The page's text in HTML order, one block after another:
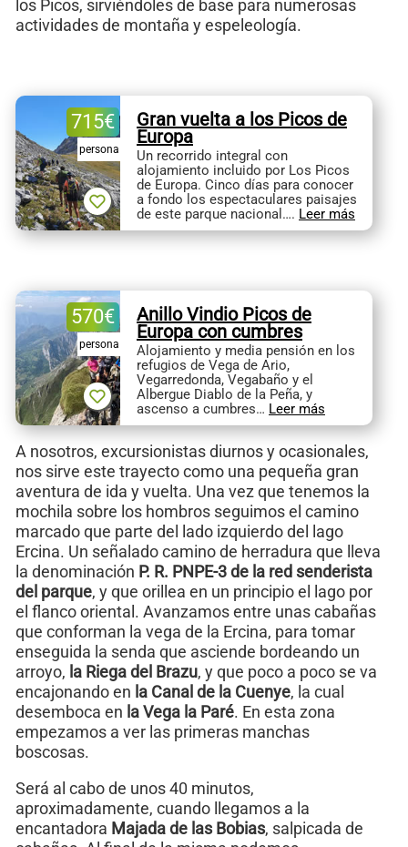
los Picos, sirviéndoles de base para numerosas
actividades de montaña y espeleología.
Gran vuelta a los Picos de
Europa
715€
persona
Un recorrido integral con
alojamiento incluido por Los Picos
de Europa. Cinco días para conocer
a fondo los espectaculares paisajes
de este parque nacional…. Leer más
Anillo Vindio Picos de
Europa con cumbres
570€
persona
Alojamiento y media pensión en los
refugios de Vega de Ario,
Vegarredonda, Vegabaño y el
Albergue Diablo de la Peña, y
ascenso a cumbres… Leer más
A nosotros, excursionistas diurnos y ocasionales,
nos sirve este trayecto como una pequeña gran
aventura de ida y vuelta. Una vez que tenemos la
mochila sobre los hombros seguimos el camino
marcado que parte del lado izquierdo del lago
Ercina. Un señalado camino de herradura que lleva
la denominación P. R. PNPE-3 de la red senderista
del parque, y que orillea en un principio el lago por
el flanco oriental. Avanzamos entre unas cabañas
que conforman la vega de la Ercina, para tomar
enseguida la senda que asciende bordeando un
arroyo, la Riega del Brazu, y que poco a poco se va
encajonando en la Canal de la Cuenye, la cual
desemboca en la Vega la Paré. En esta zona
empezamos a ver las primeras manchas
boscosas.
Será al cabo de unos 40 minutos,
aproximadamente, cuando llegamos a la
encantadora Majada de las Bobias, salpicada de